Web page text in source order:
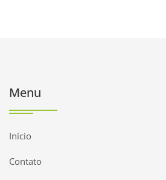
Menu
Início
Contato